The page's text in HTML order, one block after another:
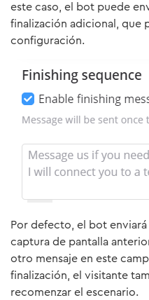
este caso, el bot puede
finalización adicional, que
configuración.
Por defecto, el bot
captura de pantalla
otro mensaje en este
finalización, el visitante
recomenzar el escenario.